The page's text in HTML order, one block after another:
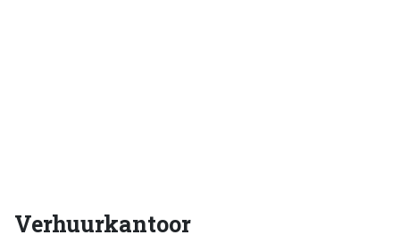
Verhuurkantoor